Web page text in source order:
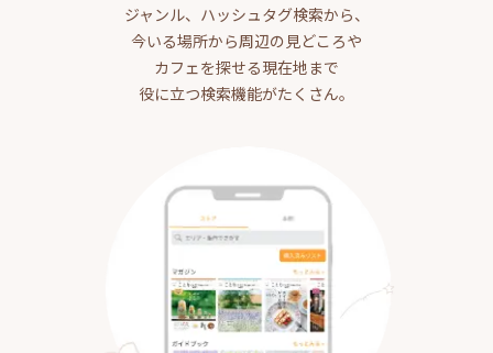
ジャンル、ハッシュタグ検索から、
今いる場所から周辺の見どころや
カフェを探せる現在地まで
役に立つ検索機能がたくさん。